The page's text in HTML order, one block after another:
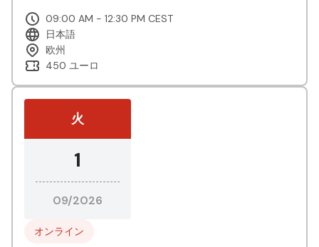
09:00 AM - 12:30 PM CEST
日本語
欧州
450 ユーロ
火
1
09/2026
オンライン